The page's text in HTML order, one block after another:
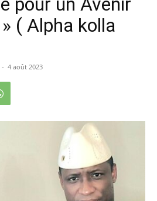
( Alpha kolla
- 4 août 2023